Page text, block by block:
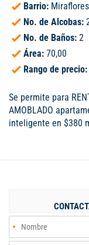
Barrio: Miraflores
No. de Alcobas:
No. de Baños: 2
Área: 70,00
Rango de precio:
Se permite para
AMOBLADO
inteligente en $380
sabado de 8 a 12.
2 alcobas 2 baños